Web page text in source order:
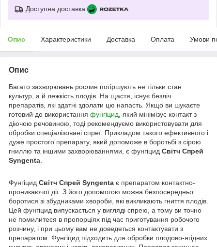
Доступна доставка
Опис Характеристики Доставка Оплата Умови
Опис
Багато захворювань рослин погіршують не тільки стан
культур, а й лежкість плодів. На щастя, існує безліч
препаратів, які здатні здолати цю напасть. Якщо ви шукаєте
готовий до використання фунгіцид , який мінімізує контакт з
діючою речовиною, тоді рекомендуємо використовувати для
обробки спеціалізовані спреї. Прикладом такого ефективного і
дуже простого препарату, який допоможе в боротьбі з сірою
гниллю та іншими захворюваннями, є фунгіцид Світч Спрей
Syngenta
Фунгіцид Світч Спрей Syngenta є препаратом контактно-
проникаючої дії. З його допомогою можна безпосередньо
боротися зі збудниками хвороби, які викликають гниття плодів.
Цей фунгіцид випускається у вигляді спрею, а тому ви точно
не помилитеся в пропорціях під час приготування робочого
розчину, і при цьому вам не доведеться контактувати з
препаратом. Фунгіцид підходить для обробки плодово-ягідних